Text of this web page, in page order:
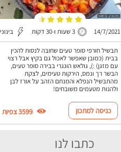
14/7/2021 3 שעות ו-30 דקות בינוני
תבשיל חורפי סופר טעים שחובה לנסות להכין
בבית (כמובן שאפשר לאכול גם בקיץ אבל רצוי
עם מזגן) :), גולאש הונגרי בבירה סופר טעים,
הבשר רך ונמס, הירקות טעימים, לצקת
מהתבשיל הנפלא והמנחם הזהב על אורז לבן
ולהנות מטעמים משובחים!
כניסה למתכון 3599 צפיות
כתבו לנו